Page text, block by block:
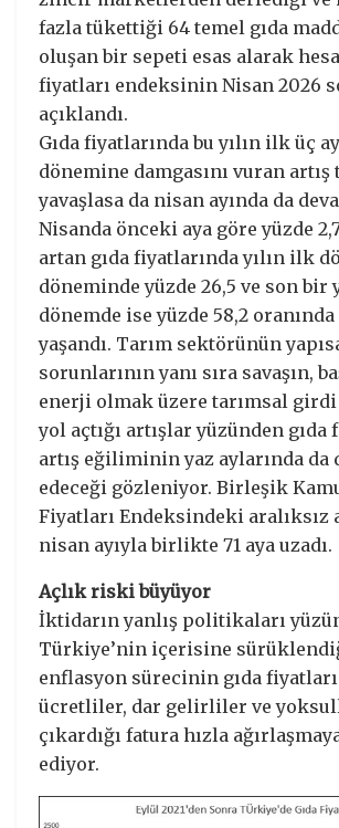
fazla tükettiği 64 temel gıda
oluşan bir sepeti esas alarak
fiyatları endeksinin Nisan 2026
açıklandı.
Gıda fiyatlarında bu yılın ilk üç
dönemine damgasını vuran artış
yavaşlasa da nisan ayında da
Nisanda önceki aya göre yüzde
artan gıda fiyatlarında yılın ilk
döneminde yüzde 26,5 ve son bir
dönemde ise yüzde 58,2 oranında
yaşandı. Tarım sektörünün
sorunlarının yanı sıra savaşın,
enerji olmak üzere tarımsal
yol açtığı artışlar yüzünden
artış eğiliminin yaz aylarında da
edeceği gözleniyor. Birleşik
Fiyatları Endeksindeki aralıksız
nisan ayıyla birlikte 71 aya uzadı.
Açlık riski büyüyor
İktidarın yanlış politikaları
Türkiye’nin içerisine
enflasyon sürecinin gıda fiyatları
ücretliler, dar gelirliler ve
çıkardığı fatura hızla
ediyor.